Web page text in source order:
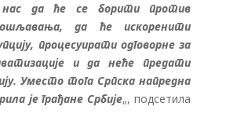
нас да ће се борити против
да ће искоренити
процесуирати одговорне за
и да неће предати
Уместо тога Српска напредна
је грађане Србије„, подсетила